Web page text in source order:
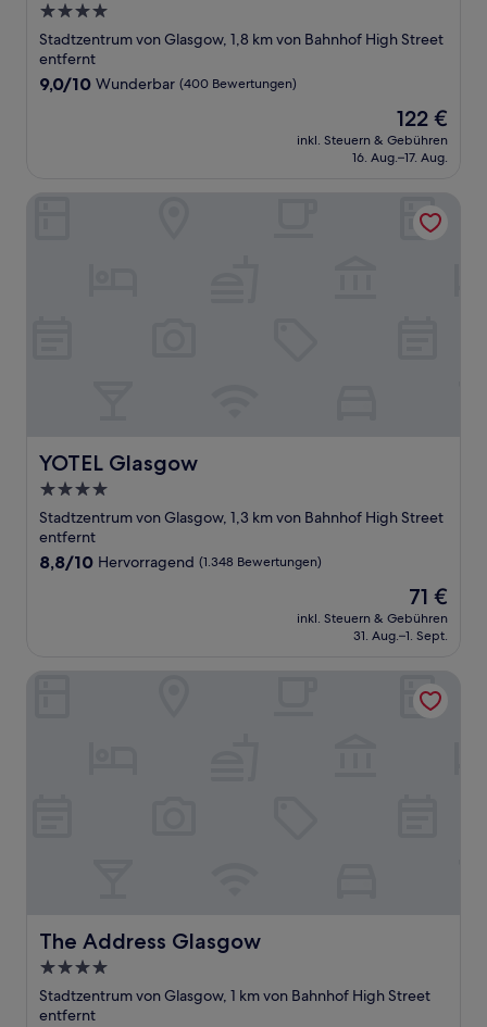
4.0-
Sterne-
Unterkunft
Stadtzentrum von Glasgow, 1,8 km von Bahnhof High Street
entfernt
9.0
9,0/10 Wunderbar (400 Bewertungen)
Der
Preis
beträgt
122 €
inkl. Steuern & Gebühren
16. Aug.–17. Aug.
YOTEL Glasgow
YOTEL Glasgow
4.0-
Sterne-
Unterkunft
Stadtzentrum von Glasgow, 1,3 km von Bahnhof High Street
entfernt
8.8
8,8/10 Hervorragend (1.348 Bewertungen)
Der
Preis
beträgt
71 €
inkl. Steuern & Gebühren
31. Aug.–1. Sept.
The Address Glasgow
The Address Glasgow
4.0-
Sterne-
Unterkunft
Stadtzentrum von Glasgow, 1 km von Bahnhof High Street
entfernt